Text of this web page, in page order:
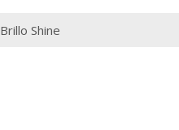
Brillo Shine